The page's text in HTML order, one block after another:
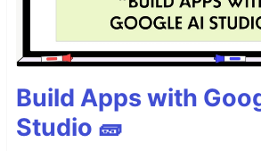
Build Apps with
Studio 🧱